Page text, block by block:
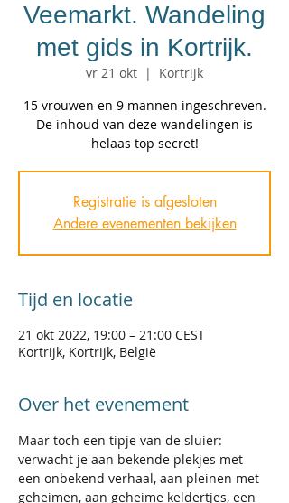
Veemarkt. Wandeling
met gids in Kortrijk.
vr 21 okt
  |
Kortrijk
15 vrouwen en 9 mannen ingeschreven.
De inhoud van deze wandelingen is
helaas top secret!
Registratie is afgesloten
Andere evenementen bekijken
Tijd en locatie
21 okt 2022, 19:00 – 21:00 CEST
Kortrijk, Kortrijk, België
Over het evenement
Maar toch een tipje van de sluier:
verwacht je aan bekende plekjes met
een onbekend verhaal, aan pleinen met
geheimen, aan geheime keldertjes, een